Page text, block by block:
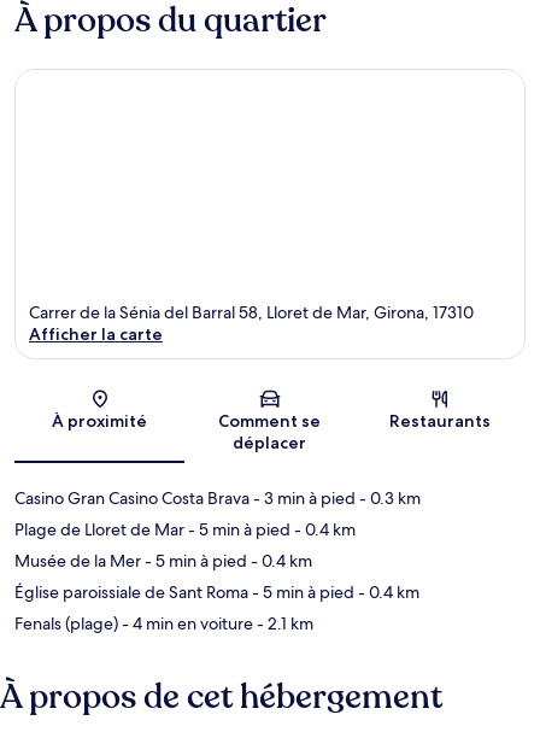
À propos du quartier
Carte
Carrer de la Sénia del Barral 58, Lloret de Mar, Girona, 17310
Afficher la carte
À proximité
Comment se
déplacer
Restaurants
Casino Gran Casino Costa Brava- 3 min à pied - 0.3 km
Plage de Lloret de Mar- 5 min à pied - 0.4 km
Musée de la Mer- 5 min à pied - 0.4 km
Église paroissiale de Sant Roma- 5 min à pied - 0.4 km
Fenals (plage)- 4 min en voiture- 2.1 km
À propos de cet hébergement